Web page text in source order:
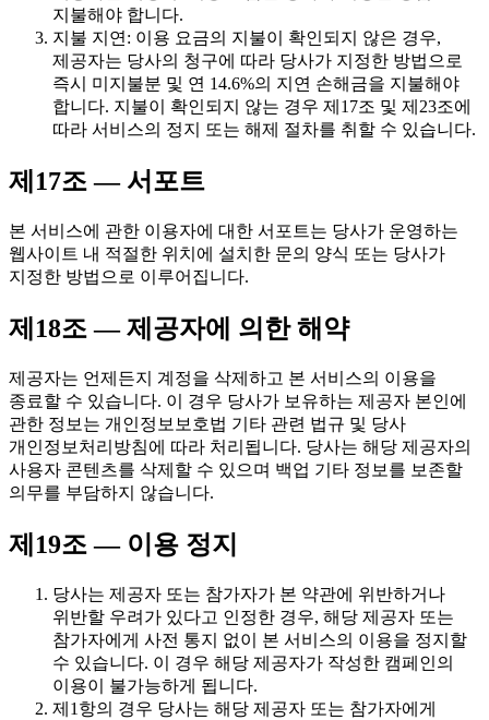
지불해야 합니다.
지불 지연: 이용 요금의 지불이 확인되지 않은 경우,
제공자는 당사의 청구에 따라 당사가 지정한 방법으로
즉시 미지불분 및 연 14.6%의 지연 손해금을 지불해야
합니다. 지불이 확인되지 않는 경우 제17조 및 제23조에
따라 서비스의 정지 또는 해제 절차를 취할 수 있습니다.
제17조 — 서포트
본 서비스에 관한 이용자에 대한 서포트는 당사가 운영하는
웹사이트 내 적절한 위치에 설치한 문의 양식 또는 당사가
지정한 방법으로 이루어집니다.
제18조 — 제공자에 의한 해약
제공자는 언제든지 계정을 삭제하고 본 서비스의 이용을
종료할 수 있습니다. 이 경우 당사가 보유하는 제공자 본인에
관한 정보는 개인정보보호법 기타 관련 법규 및 당사
개인정보처리방침에 따라 처리됩니다. 당사는 해당 제공자의
사용자 콘텐츠를 삭제할 수 있으며 백업 기타 정보를 보존할
의무를 부담하지 않습니다.
제19조 — 이용 정지
당사는 제공자 또는 참가자가 본 약관에 위반하거나
위반할 우려가 있다고 인정한 경우, 해당 제공자 또는
참가자에게 사전 통지 없이 본 서비스의 이용을 정지할
수 있습니다. 이 경우 해당 제공자가 작성한 캠페인의
이용이 불가능하게 됩니다.
제1항의 경우 당사는 해당 제공자 또는 참가자에게